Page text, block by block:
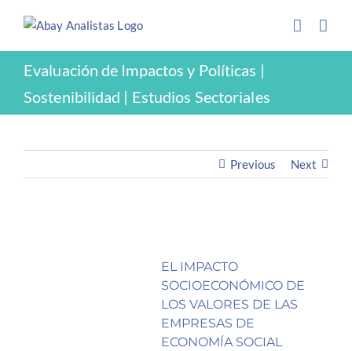
contenidoINFORMES
Evaluación de Impactos y Políticas |
Sostenibilidad | Estudios Sectoriales
Previous Next
EL IMPACTO
SOCIOECONÓMICO DE
LOS VALORES DE LAS
EMPRESAS DE
ECONOMÍA SOCIAL